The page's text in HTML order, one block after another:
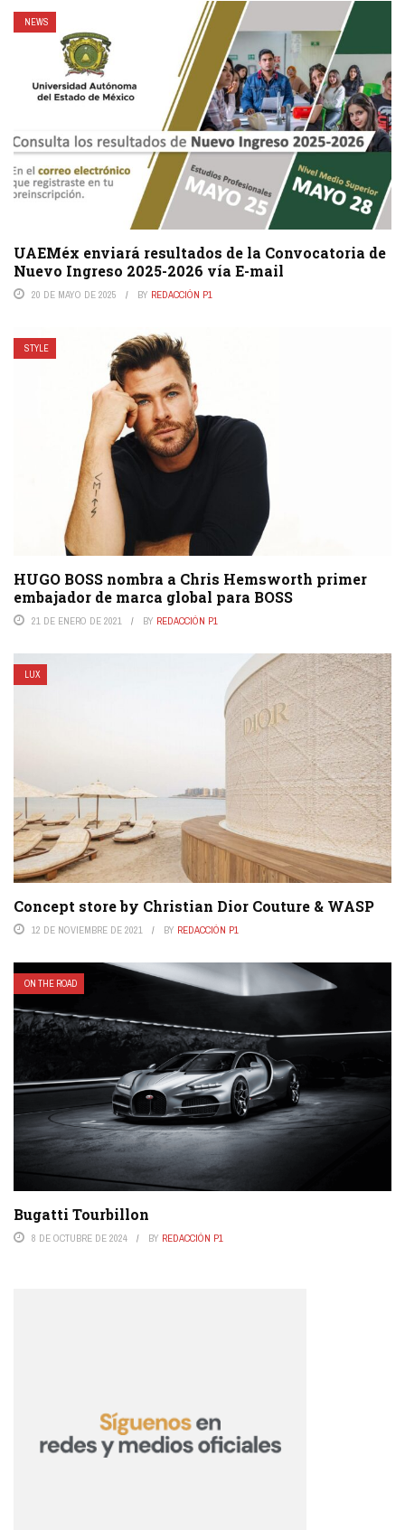
NEWS
UAEMéx enviará resultados de la Convocatoria de
Nuevo Ingreso 2025-2026 vía E-mail
20 DE MAYO DE 2025 BY REDACCIÓN P1
STYLE
HUGO BOSS nombra a Chris Hemsworth primer
embajador de marca global para BOSS
21 DE ENERO DE 2021 BY REDACCIÓN P1
LUX
Concept store by Christian Dior Couture & WASP
12 DE NOVIEMBRE DE 2021 BY REDACCIÓN P1
ON THE ROAD
Bugatti Tourbillon
8 DE OCTUBRE DE 2024 BY REDACCIÓN P1